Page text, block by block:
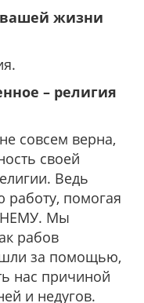
вашей жизни
– религия
совсем верна,
своей
Ведь
помогая
Мы
рабов
за помощью,
нас причиной
и недугов.